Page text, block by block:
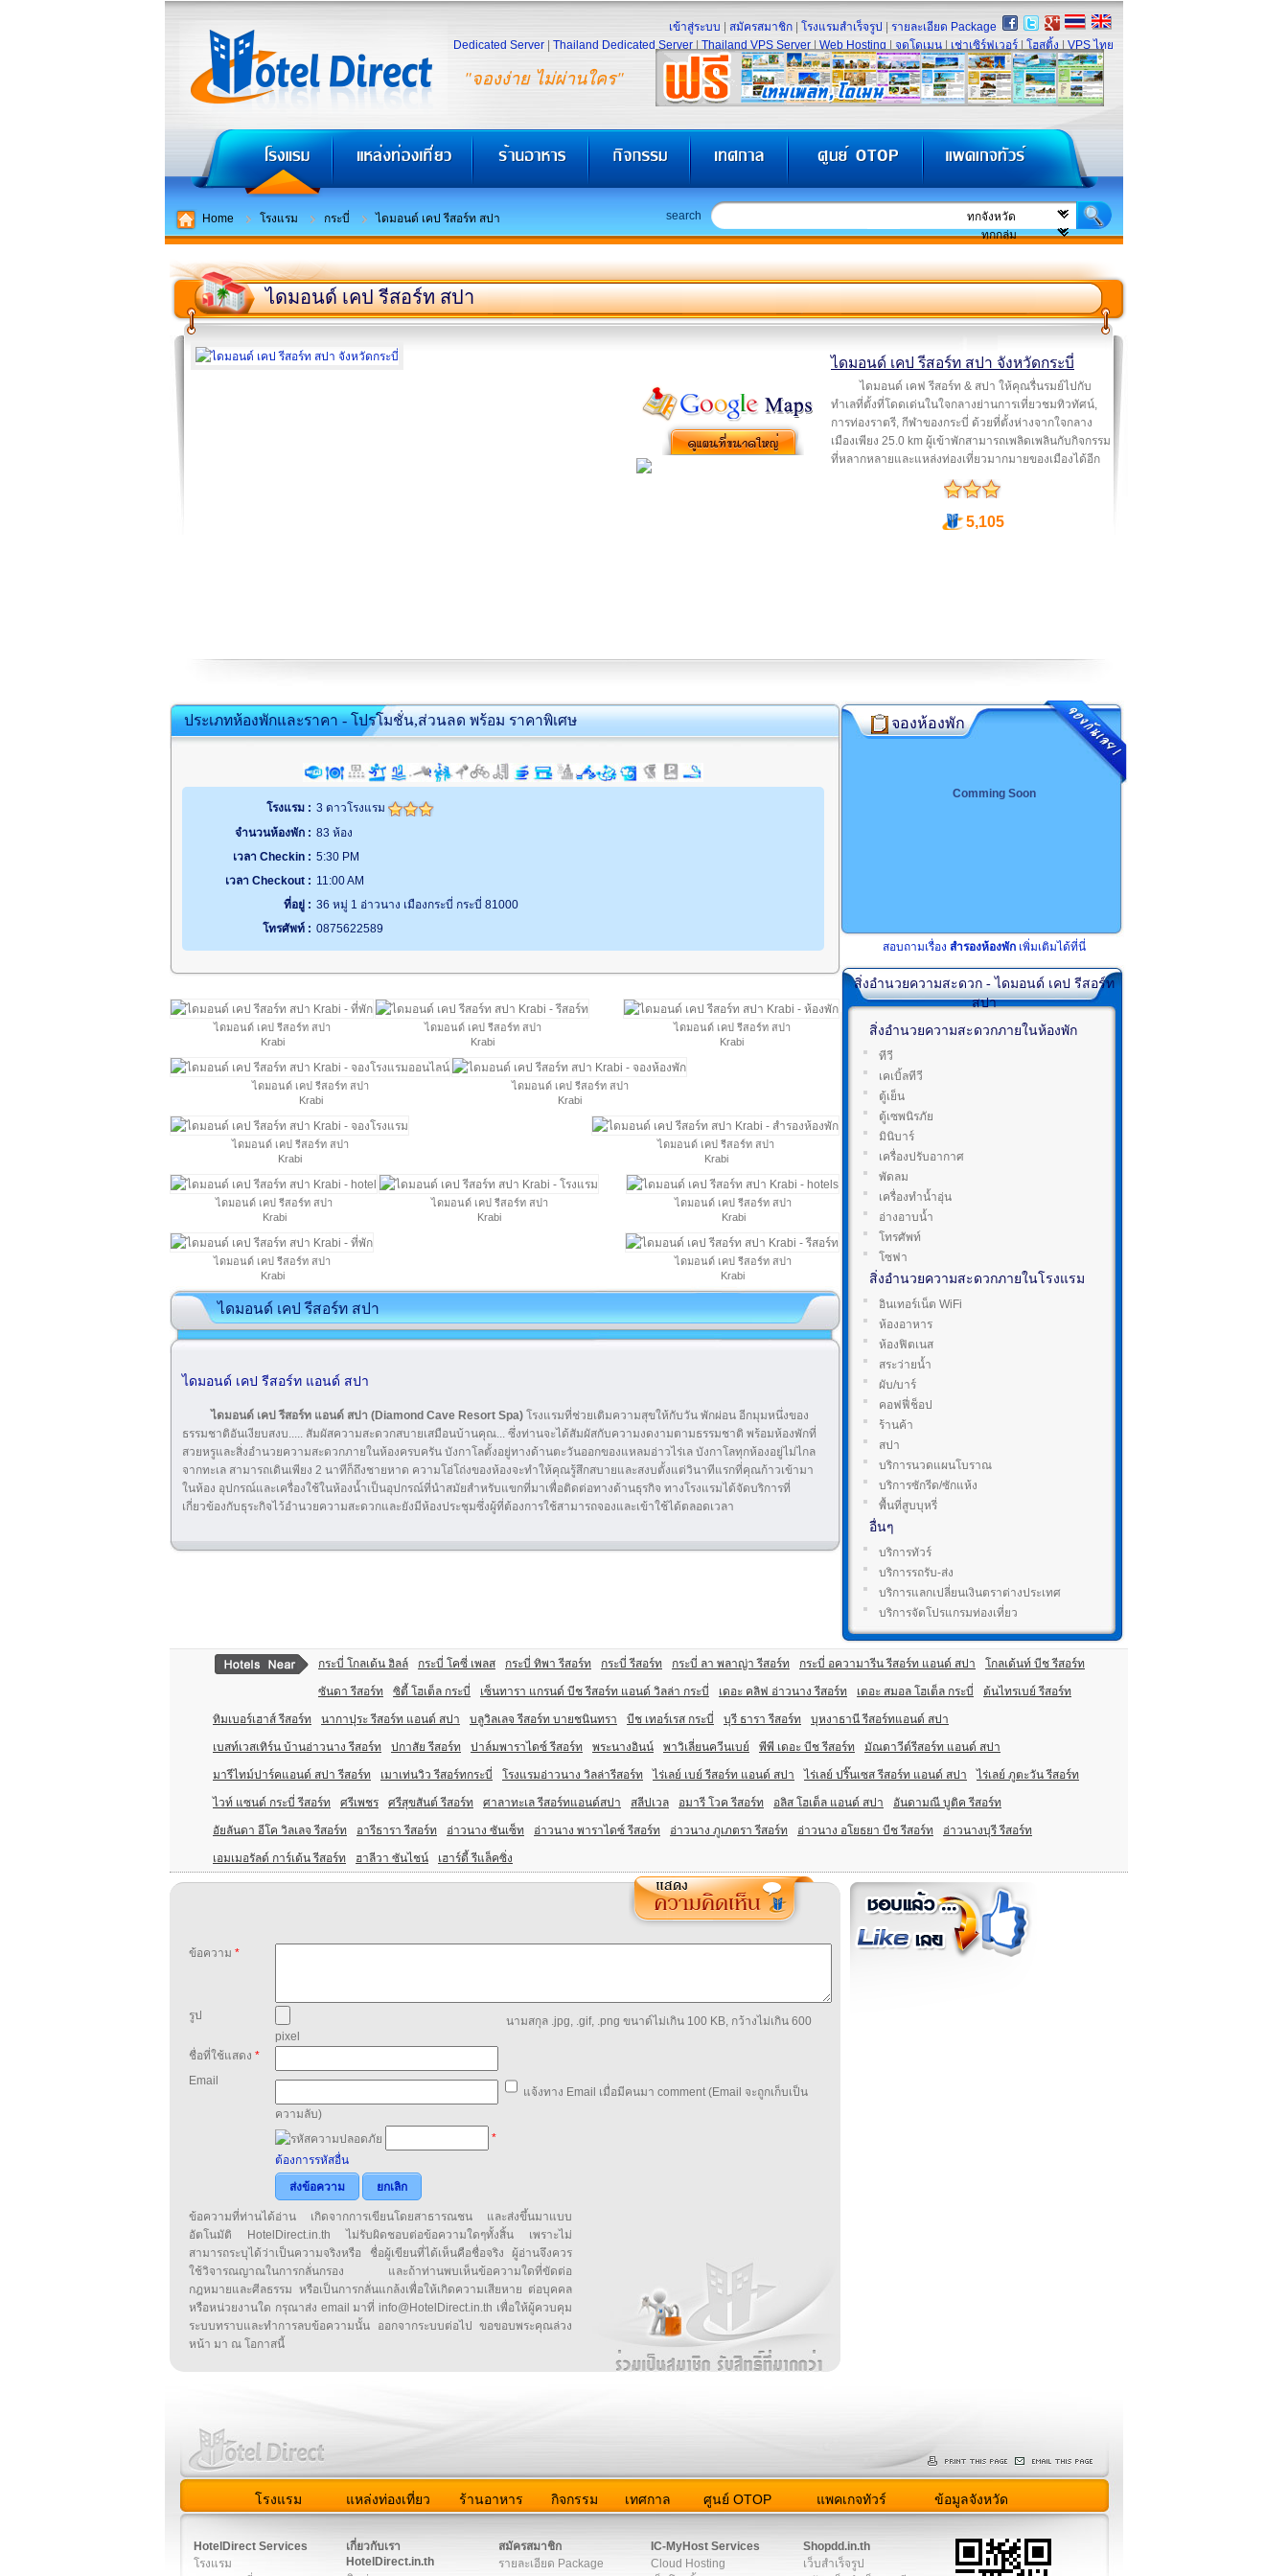
"จองง่าย ไม่ผ่านใคร"
เข้าสู่ระบบ สมัครสมาชิก โรงแรมสำเร็จรูป
รายละเอียด Package
Dedicated Server
Thailand Dedicated Server Thailand VPS Server Web Hosting จดโดเมน เช่าเซิร์ฟเวอร์ โฮสติ้ง VPS ไทย
Home โรงแรม กระบี่ ไดมอนด์ เคป รีสอร์ท สปา search
ไดมอนด์ เคป รีสอร์ท สปา
ไดมอนด์ เคป รีสอร์ท สปา จังหวัดกระบี่
ไดมอนด์ เคฟ รีสอร์ท & สปา ให้คุณรื่นรมย์ไปกับ
ทำเลที่ตั้งที่โดดเด่นในใจกลางย่านการเที่ยวชมทิวทัศน์,
การท่องราตรี, กีฬาของกระบี่ ด้วยที่ตั้งห่างจากใจกลาง
เมืองเพียง 25.0 km ผู้เข้าพักสามารถเพลิดเพลินกับกิจกรรม
ที่หลากหลายและแหล่งท่องเที่ยวมากมายของเมืองได้อีก
5,105
ประเภทห้องพักและราคา - โปรโมชั่น,ส่วนลด พร้อม ราคาพิเศษ
โรงแรม : 3 ดาวโรงแรม
จำนวนห้องพัก : 83 ห้อง
เวลา Checkin : 5:30 PM
เวลา Checkout : 11:00 AM
ที่อยู่ : 36 หมู่ 1 อ่าวนาง เมืองกระบี่ กระบี่ 81000
โทรศัพท์ : 0875622589
ไดมอนด์ เคป รีสอร์ท สปา
Krabi
ไดมอนด์ เคป รีสอร์ท สปา
Krabi
ไดมอนด์ เคป รีสอร์ท สปา
Krabi
ไดมอนด์ เคป รีสอร์ท สปา
Krabi
ไดมอนด์ เคป รีสอร์ท สปา
Krabi
ไดมอนด์ เคป รีสอร์ท สปา
Krabi
ไดมอนด์ เคป รีสอร์ท สปา
Krabi
ไดมอนด์ เคป รีสอร์ท สปา
Krabi
ไดมอนด์ เคป รีสอร์ท สปา
Krabi
ไดมอนด์ เคป รีสอร์ท สปา
Krabi
ไดมอนด์ เคป รีสอร์ท สปา
Krabi
ไดมอนด์ เคป รีสอร์ท สปา
Krabi
ไดมอนด์ เคป รีสอร์ท สปา
ไดมอนด์ เคป รีสอร์ท แอนด์ สปา
ไดมอนด์ เคป รีสอร์ท แอนด์ สปา (Diamond Cave Resort Spa) โรงแรมที่ช่วยเติมความสุขให้กับวัน พักผ่อน อีกมุมหนึ่งของ
ธรรมชาติอันเงียบสงบ..... สัมผัสความสะดวกสบายเสมือนบ้านคุณ... ซึ่งท่านจะได้สัมผัสกับความงดงามตามธรรมชาติ พร้อมห้องพักที่
สวยหรูและสิ่งอำนวยความสะดวกภายในห้องครบครัน บังกาโลตั้งอยู่ทางด้านตะวันออกของแหลมอ่าวไร่เล บังกาโลทุกห้องอยู่ไม่ไกล
จากทะเล สามารถเดินเพียง 2 นาทีก็ถึงชายหาด ความโอ่โถ่งของห้องจะทำให้คุณรู้สึกสบายและสงบตั้งแต่วินาทีแรกที่คุณก้าวเข้ามา
ในห้อง อุปกรณ์และเครื่องใช้ในห้องน้ำเป็นอุปกรณ์ที่นำสมัยสำหรับแขกที่มาเพื่อติดต่อทางด้านธุรกิจ ทางโรงแรมได้จัดบริการที่
เกี่ยวข้องกับธุระกิจไว้อำนวยความสะดวกและยังมีห้องประชุมซึ่งผู้ที่ต้องการใช้สามารถจองและเข้าใช้ได้ตลอดเวลา
จองห้องพัก
Comming Soon
สอบถามเรื่อง สำรองห้องพัก เพิ่มเติมได้ที่นี่
สิ่งอำนวยความสะดวก - ไดมอนด์ เคป รีสอร์ท
สปา
สิ่งอำนวยความสะดวกภายในห้องพัก
ทีวี
เคเบิ้ลทีวี
ตู้เย็น
ตู้เซพนิรภัย
มินิบาร์
เครื่องปรับอากาศ
พัดลม
เครื่องทำน้ำอุ่น
อ่างอาบน้ำ
โทรศัพท์
โซฟา
สิ่งอำนวยความสะดวกภายในโรงแรม
อินเทอร์เน็ต WiFi
ห้องอาหาร
ห้องฟิตเนส
สระว่ายน้ำ
ผับ/บาร์
คอฟฟี่ช็อป
ร้านค้า
สปา
บริการนวดแผนโบราณ
บริการซักรีด/ซักแห้ง
พื้นที่สูบบุหรี่
อื่นๆ
บริการทัวร์
บริการรถรับ-ส่ง
บริการแลกเปลี่ยนเงินตราต่างประเทศ
บริการจัดโปรแกรมท่องเที่ยว
กระบี่ โกลเด้น ฮิลล์ กระบี่ โคซี่ เพลส กระบี่ ทิพา รีสอร์ท กระบี่ รีสอร์ท กระบี่ ลา พลาญ่า รีสอร์ท กระบี่ อความารีน รีสอร์ท แอนด์ สปา โกลเด้นท์ บีช รีสอร์ท
ซันดา รีสอร์ท ซิตี้ โฮเต็ล กระบี่ เซ็นทารา แกรนด์ บีช รีสอร์ท แอนด์ วิลล่า กระบี่ เดอะ คลิฟ อ่าวนาง รีสอร์ท เดอะ สมอล โฮเต็ล กระบี่ ต้นไทรเบย์ รีสอร์ท
ทิมเบอร์เฮาส์ รีสอร์ท นากาปุระ รีสอร์ท แอนด์ สปา บลูวิลเลจ รีสอร์ท บายชนินทรา บีช เทอร์เรส กระบี่ บุรี ธารา รีสอร์ท บุหงาธานี รีสอร์ทแอนด์ สปา
เบสท์เวสเทิร์น บ้านอ่าวนาง รีสอร์ท ปกาสัย รีสอร์ท ปาล์มพาราไดซ์ รีสอร์ท พระนางอินน์ พาวิเลี่ยนควีนเบย์ พีพี เดอะ บีช รีสอร์ท มัณดาวีต์รีสอร์ท แอนด์ สปา
มารีไทม์ปาร์คแอนด์ สปา รีสอร์ท เมาเท่นวิว รีสอร์ทกระบี่ โรงแรมอ่าวนาง วิลล่ารีสอร์ท ไร่เลย์ เบย์ รีสอร์ท แอนด์ สปา ไร่เลย์ ปริ๊นเซส รีสอร์ท แอนด์ สปา ไร่เลย์ ภูตะวัน รีสอร์ท
ไวท์ แซนด์ กระบี่ รีสอร์ท ศรีเพชร ศรีสุขสันต์ รีสอร์ท ศาลาทะเล รีสอร์ทแอนด์สปา สลีปเวล อมารี โวค รีสอร์ท อลิส โฮเต็ล แอนด์ สปา อันดามณี บูติค รีสอร์ท
อัยลันดา อีโค วิลเลจ รีสอร์ท อารีธารา รีสอร์ท อ่าวนาง ซันเซ็ท อ่าวนาง พาราไดซ์ รีสอร์ท อ่าวนาง ภูเภตรา รีสอร์ท อ่าวนาง อโยธยา บีช รีสอร์ท อ่าวนางบุรี รีสอร์ท
เอมเมอรัลด์ การ์เด้น รีสอร์ท ฮาลีวา ซันไชน์ เฮาร์ดี้ รีแล็คซิ่ง
ข้อความ *
รูป
นามสกุล .jpg, .gif, .png ขนาด์ไม่เกิน 100 KB, กว้างไม่เกิน 600
pixel
ชื่อที่ใช้แสดง *
Email
แจ้งทาง Email เมื่อมีคนมา comment (Email จะถูกเก็บเป็น
ความลับ)
*
ต้องการรหัสอื่น
ส่งข้อความ
ยกเลิก
ข้อความที่ท่านได้อ่าน เกิดจากการเขียนโดยสาธารณชน และส่งขึ้นมาแบบ
อัตโนมัติ HotelDirect.in.th ไม่รับผิดชอบต่อข้อความใดๆทั้งสิ้น เพราะไม่
สามารถระบุได้ว่าเป็นความจริงหรือ ชื่อผู้เขียนที่ได้เห็นคือชื่อจริง ผู้อ่านจึงควร
ใช้วิจารณญาณในการกลั่นกรอง และถ้าท่านพบเห็นข้อความใดที่ขัดต่อ
กฎหมายและศีลธรรม หรือเป็นการกลั่นแกล้งเพื่อให้เกิดความเสียหาย ต่อบุคคล
หรือหน่วยงานใด กรุณาส่ง email มาที่ info@HotelDirect.in.th เพื่อให้ผู้ควบคุม
ระบบทราบและทำการลบข้อความนั้น ออกจากระบบต่อไป ขอขอบพระคุณล่วง
หน้า มา ณ โอกาสนี้
โรงแรม แหล่งท่องเที่ยว ร้านอาหาร กิจกรรม เทศกาล ศูนย์ OTOP แพคเกจทัวร์ ข้อมูลจังหวัด
HotelDirect Services
โรงแรม
เกี่ยวกับเรา
HotelDirect.in.th
สมัครสมาชิก
รายละเอียด Package
IC-MyHost Services
Cloud Hosting
Shopdd.in.th
เว็บสำเร็จรูป